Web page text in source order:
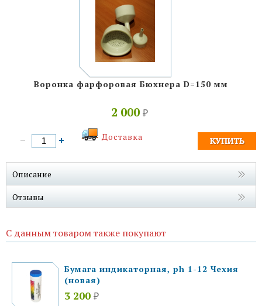
Воронка фарфоровая Бюхнера D=150 мм
2 000 ₽
Доставка
Описание
Отзывы
С данным товаром также покупают
Бумага индикаторная, ph 1-12 Чехия
(новая)
3 200 ₽